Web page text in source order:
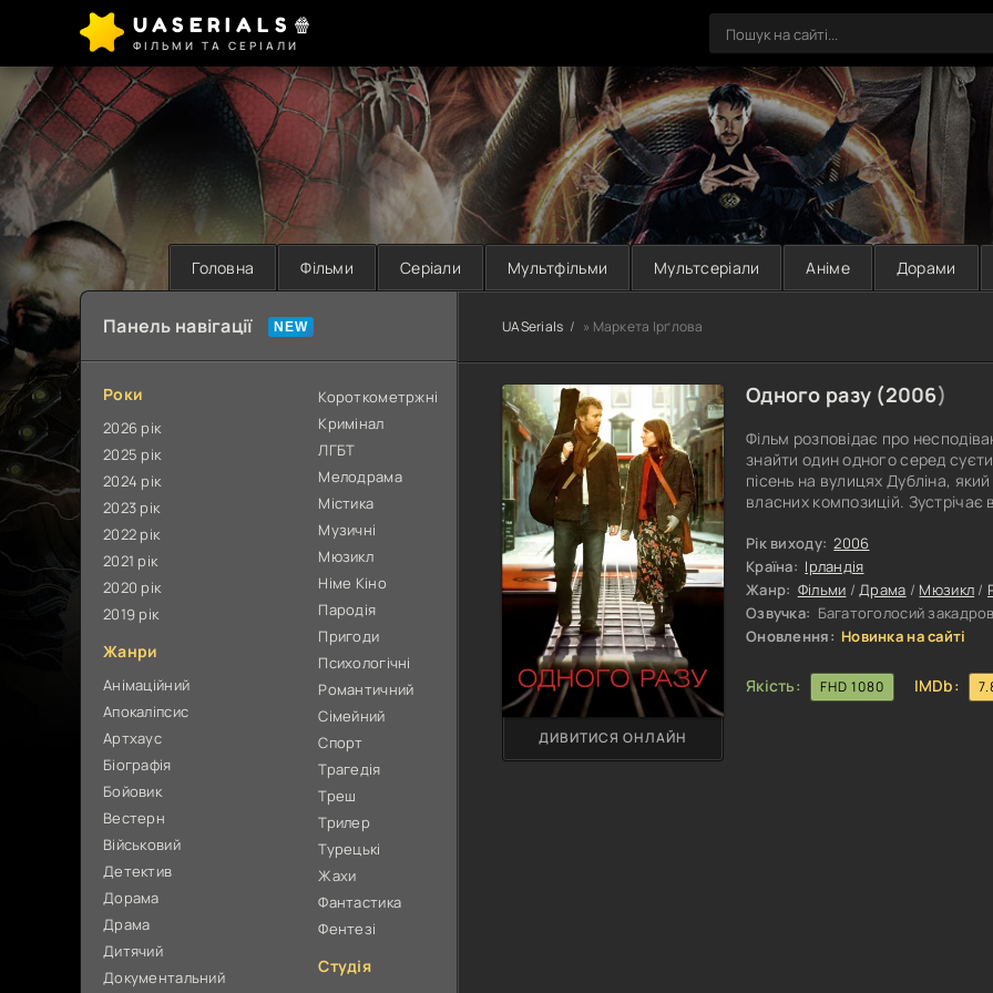
UASERIALS🍿
ФІЛЬМИ ТА СЕРІАЛИ
Головна Фільми Серіали Мультфільми Мультсеріали Аніме Дорами
UASerials » Маркета Ірґлова
Одного разу (2006)
Фільм розповідає про
знайти один одного серед
пісень на вулицях Дубліна,
власних композицій.
Об'єднавшись, вони впізнають в
натхнення, здатне привести до
Рік виходу: 2006
Країна: Ірландія
Жанр: Фільми /Драма / Мюзикл /
Озвучка: Багатоголосий
Оновлення: Новинка на сайті
Якість: FHD 1080 IMDb:
ДИВИТИСЯ ОНЛАЙН
Панель навігації
Роки
2026 рік
2025 рік
2024 рік
2023 рік
2022 рік
2021 рік
2020 рік
2019 рік
Жанри
Анімаційний
Апокаліпсис
Артхаус
Біографія
Бойовик
Вестерн
Військовий
Детектив
Дорама
Драма
Дитячий
Документальний
Короткометржні
Кримінал
ЛГБТ
Мелодрама
Містика
Музичні
Мюзикл
Німе Кіно
Пародія
Пригоди
Психологічні
Романтичний
Сімейний
Спорт
Трагедія
Треш
Трилер
Турецькі
Жахи
Фантастика
Фентезі
Студія